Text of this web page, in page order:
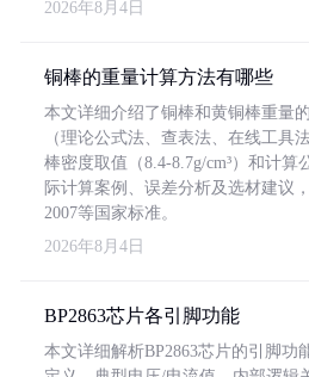
2026年8月4日
铜棒的重量计算方法有哪些
本文详细介绍了铜棒和黄铜棒重量
（理论公式法、查表法、在线工具
棒密度取值（8.4-8.7g/cm³）和计算
际计算案例、误差分析及选材建议
2007等国家标准。
2026年8月4日
BP2863芯片各引脚功能
本文详细解析BP2863芯片的引脚功